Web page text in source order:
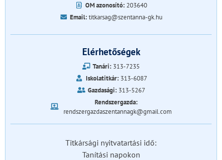
OM azonosító: 203640
Email:titkarsag@szentanna-gk.hu
Elérhetőségek
Tanári: 313-7235
Iskolatitkár:313-6087
Gazdasági:313-5267
Rendszergazda:
rendszergazdaszentannagk@gmail.com
Titkársági nyitvatartási idő:
Tanítási napokon